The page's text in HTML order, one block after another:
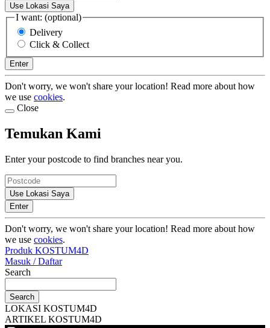
Use Lokasi Saya
I want: (optional)
Delivery
Click & Collect
Enter
Don't worry, we won't share your location! Read more about how
we use cookies.
Close
Temukan Kami
Enter your postcode to find branches near you.
Use Lokasi Saya
Enter
Don't worry, we won't share your location! Read more about how
we use cookies.
Produk KOSTUM4D
Masuk / Daftar
Search
Search
LOKASI KOSTUM4D
ARTIKEL KOSTUM4D